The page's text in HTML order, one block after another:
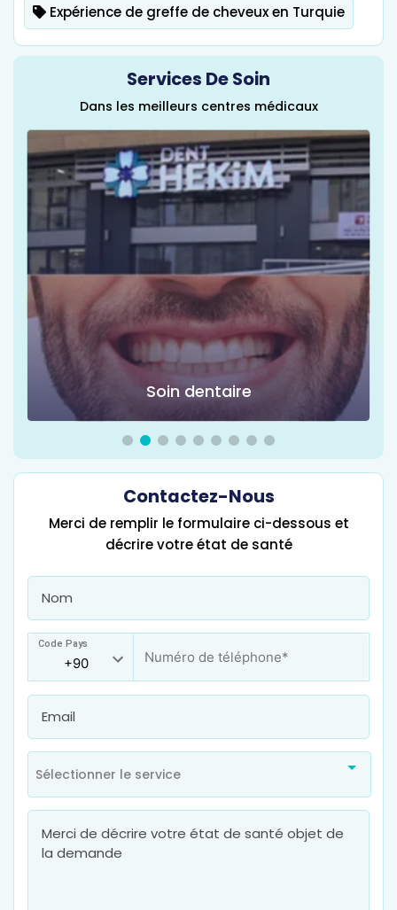
Expérience de greffe de cheveux en Turquie
Services De Soin
Dans les meilleurs centres médicaux
Chirurgie d'obésité
Contactez-Nous
Merci de remplir le formulaire ci-dessous et
décrire votre état de santé
Code Pays
Sélectionner le service